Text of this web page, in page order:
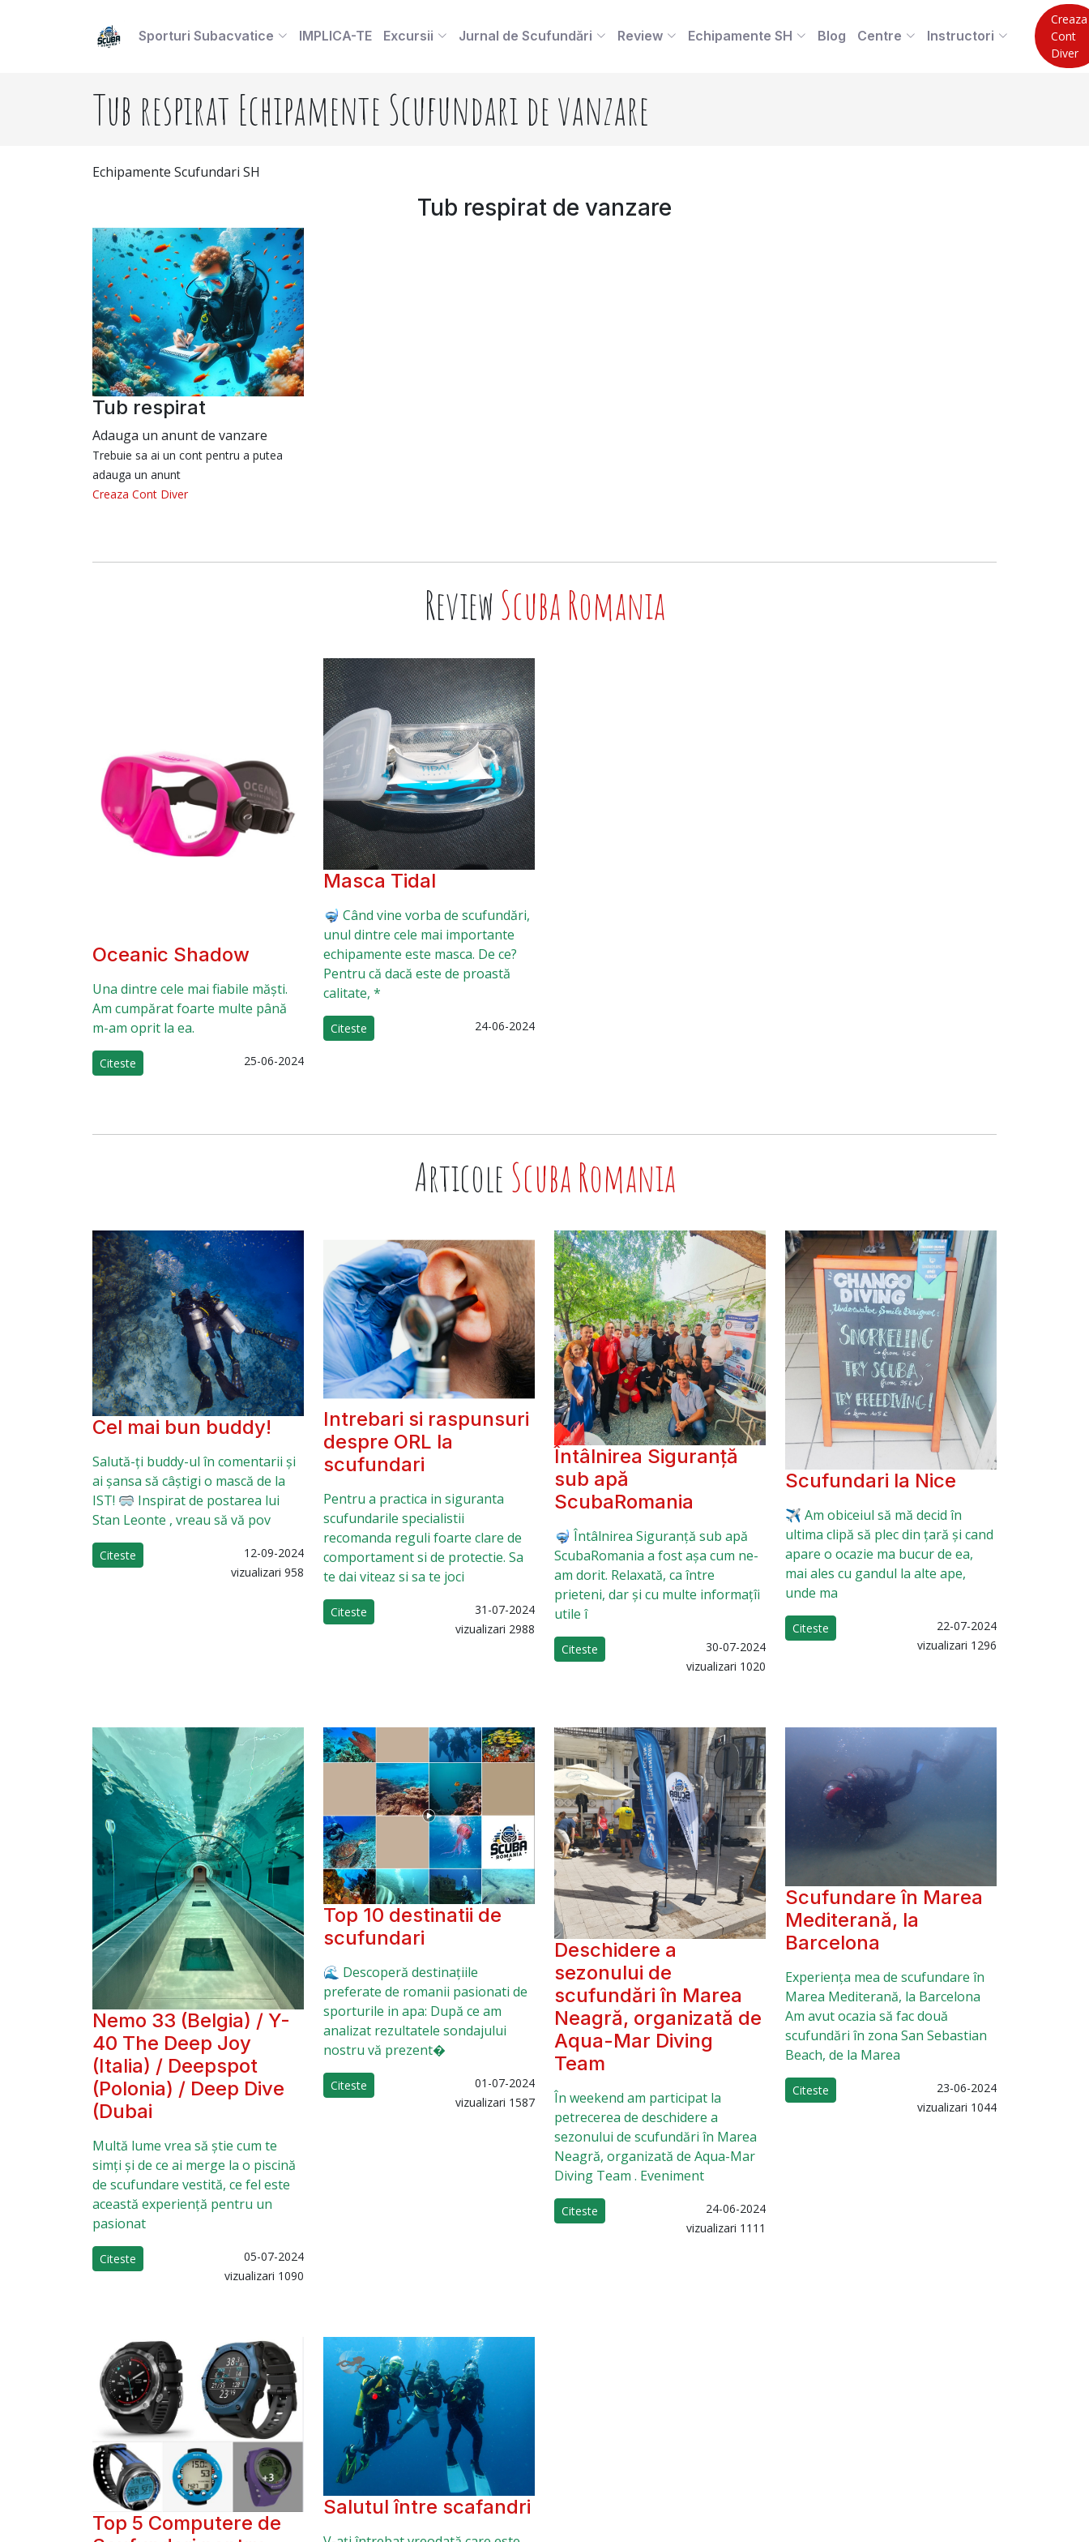
Sporturi Subacvatice IMPLICA-TE Excursii Jurnal de Scufundări Review Echipamente SH Blog Centre Instructori
Creaza
Cont
Diver
Tub respirat Echipamente Scufundari de vanzare
Echipamente Scufundari SH
Tub respirat de vanzare
Tub respirat
Adauga un anunt de vanzare
Trebuie sa ai un cont pentru a putea
adauga un anunt
Creaza Cont Diver
Review Scuba Romania
Oceanic Shadow
Una dintre cele mai fiabile măști.
Am cumpărat foarte multe până
m-am oprit la ea.
Citeste 25-06-2024
Masca Tidal
🤿 Când vine vorba de scufundări,
unul dintre cele mai importante
echipamente este masca. De ce?
Pentru că dacă este de proastă
calitate, *
Citeste 24-06-2024
ArticoleScuba Romania
Cel mai bun buddy!
Salută-ți buddy-ul în comentarii și
ai șansa să câștigi o mască de la
IST! 🥽 Inspirat de postarea lui
Stan Leonte , vreau să vă pov
Citeste
12-09-2024
vizualizari 958
Intrebari si raspunsuri
despre ORL la
scufundari
Pentru a practica in siguranta
scufundarile specialistii
recomanda reguli foarte clare de
comportament si de protectie. Sa
te dai viteaz si sa te joci
Citeste
31-07-2024
vizualizari 2988
Întâlnirea Siguranță
sub apă
ScubaRomania
🤿 Întâlnirea Siguranță sub apă
ScubaRomania a fost așa cum ne-
am dorit. Relaxată, ca între
prieteni, dar și cu multe informațîi
utile î
Citeste
30-07-2024
vizualizari 1020
Scufundari la Nice
✈️ Am obiceiul să mă decid în
ultima clipă să plec din țară și cand
apare o ocazie ma bucur de ea,
mai ales cu gandul la alte ape,
unde ma
Citeste
22-07-2024
vizualizari 1296
Nemo 33 (Belgia) / Y-
40 The Deep Joy
(Italia) / Deepspot
(Polonia) / Deep Dive
(Dubai
Multă lume vrea să știe cum te
simți și de ce ai merge la o piscină
de scufundare vestită, ce fel este
această experiență pentru un
pasionat
Citeste
05-07-2024
vizualizari 1090
Top 10 destinatii de
scufundari
🌊 Descoperă destinațiile
preferate de romanii pasionati de
sporturile in apa: După ce am
analizat rezultatele sondajului
nostru vă prezent�
Citeste
01-07-2024
vizualizari 1587
Deschidere a
sezonului de
scufundări în Marea
Neagră, organizată de
Aqua-Mar Diving
Team
În weekend am participat la
petrecerea de deschidere a
sezonului de scufundări în Marea
Neagră, organizată de Aqua-Mar
Diving Team . Eveniment
Citeste
24-06-2024
vizualizari 1111
Scufundare în Marea
Mediterană, la
Barcelona
Experiența mea de scufundare în
Marea Mediterană, la Barcelona
Am avut ocazia să fac două
scufundări în zona San Sebastian
Beach, de la Marea
Citeste
23-06-2024
vizualizari 1044
Top 5 Computere de
Salutul între scafandri